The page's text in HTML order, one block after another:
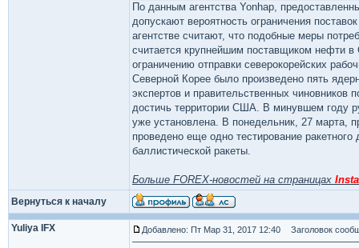
По данным агентства Yonhap,
допускают вероятность ограничения
агентстве считают, что подобные меры
считается крупнейшим поставщиком нефти
ограничению отправки северокорейских
Северной Корее было произведено пять
экспертов и правительственных
достичь территории США. В минувшем году
уже установлена. В понедельник, 27 марта,
проведено еще одно тестирование
баллистической ракеты.
Больше FOREX-новостей на страницах Insta
Вернуться к началу
Yuliya IFX Добавлено: Пт Мар 31, 2017 12:40 Заголовок